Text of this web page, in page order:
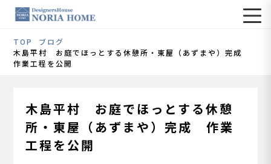
TOP
ブログ
木島平村 お庭でほっとする休憩所・東屋（あずまや）完成
作業工程を公開
木島平村 お庭でほっとする休憩
所・東屋（あずまや）完成 作業
工程を公開